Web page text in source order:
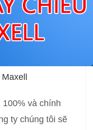
và chính
ty chúng tôi sẽ